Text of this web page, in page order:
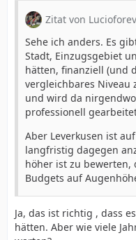
Zitat von
Sehe ich anders. Es
Stadt, Einzugsgebiet
hätten, finanziell (und
vergleichbares Niveau
und wird da
professionell
Aber Leverkusen ist
langfristig dagegen
höher ist zu bewerten,
Budgets auf
Ja, das ist richtig , dass
hätten. Aber wie viele